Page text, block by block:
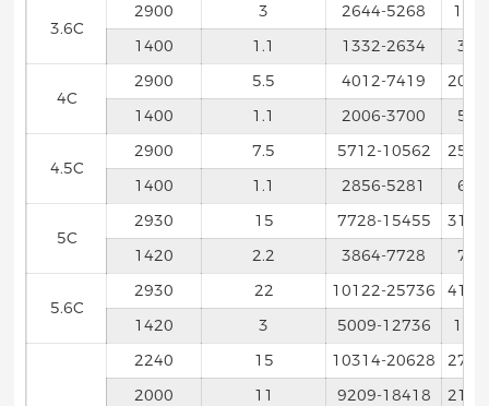
3.6C
2900 3 2644-5268
1400
1.1 1332-2634
4C
2900 5.5 4012-7419
1400
1.1 2006-3700
4.5C
2900 7.5 5712-10562
1400
1.1 2856-5281
5C
2930 15 7728-15455
1420
2.2 3864-7728
5.6C
2930 22 10122-25736
1420
3 5009-12736
2240 15 10314-20628
2000
11 9209-18418